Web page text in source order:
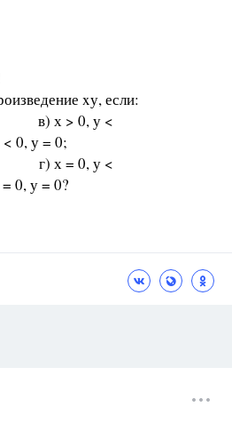
xу, если:
х > 0, у <
= 0;
х = 0, у <
= 0?